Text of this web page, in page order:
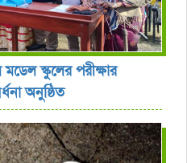
স্কুলের পরীক্ষার
অনুষ্ঠিত